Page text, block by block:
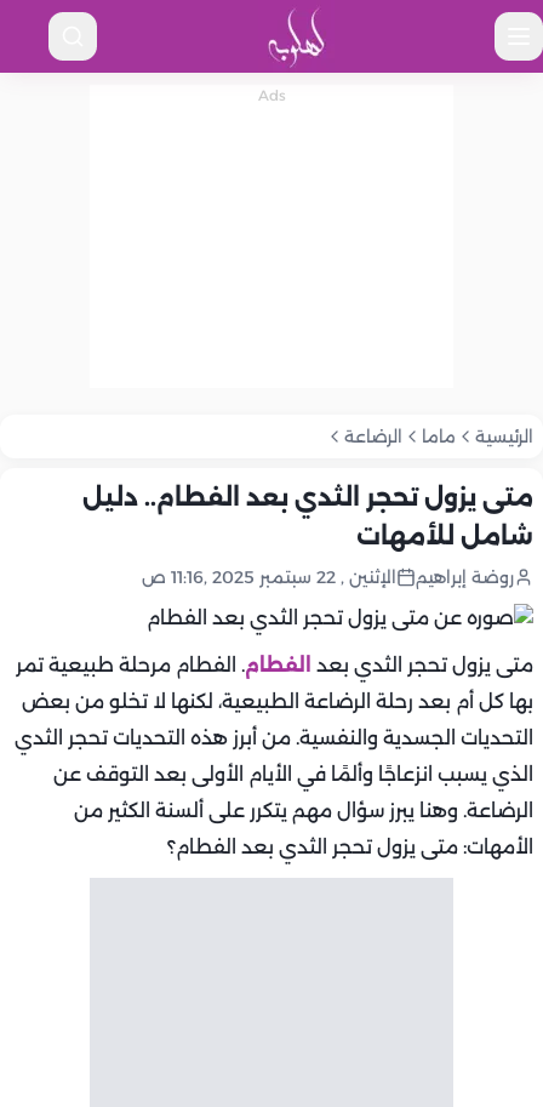
الرئيسية ماما الرضاعة
متى يزول تحجر الثدي بعد الفطام.. دليل
شامل للأمهات
روضة إبراهيم الإثنين , 22 سبتمبر 2025 ,11:16 ص
متى يزول تحجر الثدي بعد الفطام. الفطام مرحلة طبيعية تمر
بها كل أم بعد رحلة الرضاعة الطبيعية، لكنها لا تخلو من بعض
التحديات الجسدية والنفسية. من أبرز هذه التحديات تحجر الثدي
الذي يسبب انزعاجًا وألمًا في الأيام الأولى بعد التوقف عن
الرضاعة. وهنا يبرز سؤال مهم يتكرر على ألسنة الكثير من
الأمهات: متى يزول تحجر الثدي بعد الفطام؟